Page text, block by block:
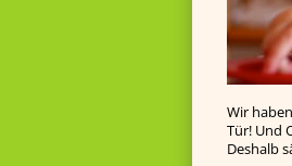
Wir
Tür! Und
Deshalb